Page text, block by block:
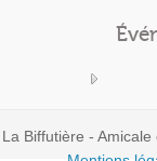
La Biffutière -